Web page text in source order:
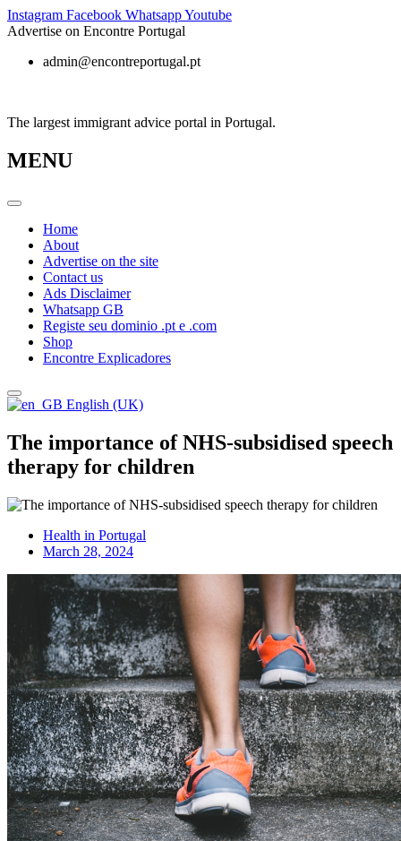
Skip
to
Instagram Facebook WhatsappYoutube
Advertise on Encontre Portugal
admin@encontreportugal.pt
The largest immigrant advice portal in Portugal.
MENU
Home
About
Advertise on the site
Contact us
Ads Disclaimer
Whatsapp GB
Registe seu dominio .pt e .com
Shop
Encontre Explicadores
English (UK)
The importance of NHS-subsidised speech
therapy for children
Health in Portugal
March 28, 2024